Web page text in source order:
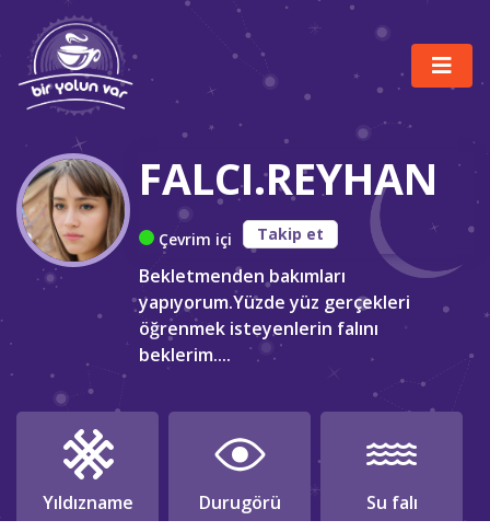
FALCI.REYHAN
Çevrim içi Takip et
Bekletmenden bakımları
yapıyorum.Yüzde yüz gerçekleri
öğrenmek isteyenlerin falını
beklerim....
Yıldızname Durugörü Su falı